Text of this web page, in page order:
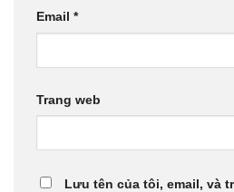
Email *
Trang web
Lưu tên của tôi, email, và